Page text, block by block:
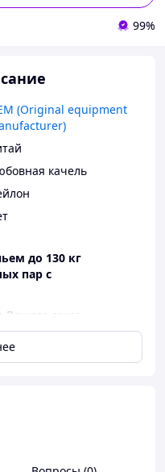
99%
(Original equipment
качель
до 130 кг
пар с
секса.
чем когда-либо,
Ваши фантазии
позволяет Вам удобно